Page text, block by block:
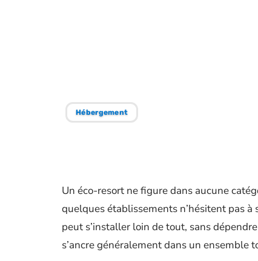
Hébergement
Un éco-resort ne figure dans aucune
quelques établissements n’hésitent pas
peut s’installer loin de tout, sans
s’ancre généralement dans un ensemble